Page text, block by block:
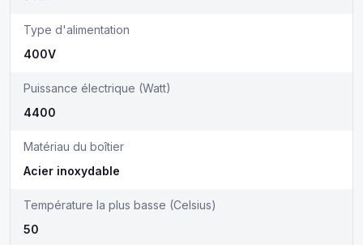
Type d'alimentation
400V
Puissance électrique (Watt)
4400
Matériau du boîtier
Acier inoxydable
Température la plus basse (Celsius)
50